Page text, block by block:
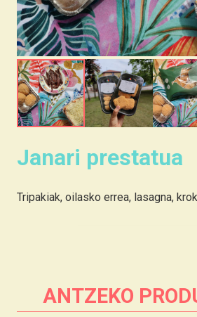
Janari prestatua
Tripakiak, oilasko errea, lasagna,
ANTZEKO